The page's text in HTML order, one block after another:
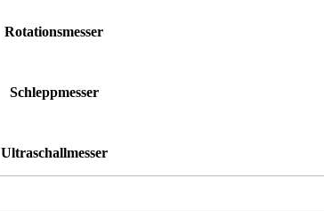
Rotationsmesser
Schleppmesser
Ultraschallmesser